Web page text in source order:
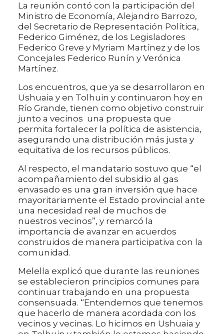
La reunión contó con la participación del
Ministro de Economía, Alejandro Barrozo,
del Secretario de Representación Política,
Federico Giménez, de los Legisladores
Federico Greve y Myriam Martínez y de los
Concejales Federico Runín y Verónica
Martínez.
Los encuentros, que ya se desarrollaron en
Ushuaia y en Tolhuin y continuaron hoy en
Río Grande, tienen como objetivo construir
junto a vecinos una propuesta que
permita fortalecer la política de asistencia,
asegurando una distribución más justa y
equitativa de los recursos públicos.
Al respecto, el mandatario sostuvo que “el
acompañamiento del subsidio al gas
envasado es una gran inversión que hace
mayoritariamente el Estado provincial ante
una necesidad real de muchos de
nuestros vecinos”, y remarcó la
importancia de avanzar en acuerdos
construidos de manera participativa con la
comunidad.
Melella explicó que durante las reuniones
se establecieron principios comunes para
continuar trabajando en una propuesta
consensuada. “Entendemos que tenemos
que hacerlo de manera acordada con los
vecinos y vecinas. Lo hicimos en Ushuaia y